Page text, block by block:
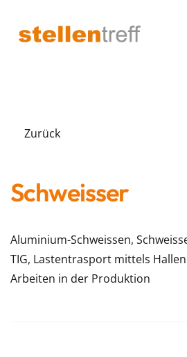
Zurück
Schweisser
Aluminium-Schweissen,
TIG, Lastentrasport mittels
Arbeiten in der Produktion